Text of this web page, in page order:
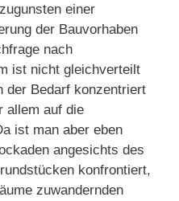
einer
der Bauvorhaben
nach
ist nicht gleichverteilt
der Bedarf konzentriert
allem auf die
ist man aber eben
angesichts des
konfrontiert,
zuwandernden